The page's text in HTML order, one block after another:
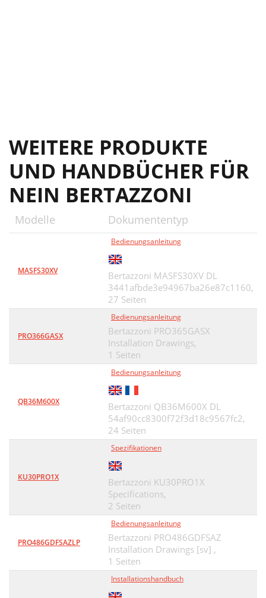
WEITERE PRODUKTE
UND HANDBÜCHER FÜR
NEIN BERTAZZONI
Modelle Dokumententyp
MASFS30XV
Bedienungsanleitung
Bertazzoni MASFS30XV DL
3441afbde3e94967ba26e87c1160,
27 Seiten
PRO366GASX
Bedienungsanleitung
Bertazzoni PRO365GASX
Installation Drawings,
1 Seiten
QB36M600X
Bedienungsanleitung
Bertazzoni QB36M600X DL
54af90cc8300f72f3d18c9567fc2,
24 Seiten
KU30PRO1X
Spezifikationen
Bertazzoni KU30PRO1X
Specifications,
2 Seiten
PRO486GDFSAZLP
Bedienungsanleitung
Bertazzoni PRO486GDFSAZ
Installation Drawings [sv] ,
1 Seiten
Installationshandbuch